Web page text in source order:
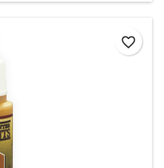
favorite_border